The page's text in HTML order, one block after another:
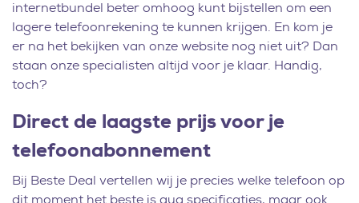
internetbundel beter omhoog kunt bijstellen om een
lagere telefoonrekening te kunnen krijgen. En kom je
er na het bekijken van onze website nog niet uit? Dan
staan onze specialisten altijd voor je klaar. Handig,
toch?
Direct de laagste prijs voor je
telefoonabonnement
Bij Beste Deal vertellen wij je precies welke telefoon op
dit moment het beste is qua specificaties, maar ook